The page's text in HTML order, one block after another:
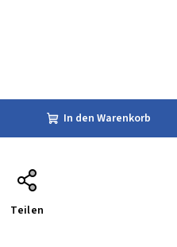
In den Warenkorb
Teilen